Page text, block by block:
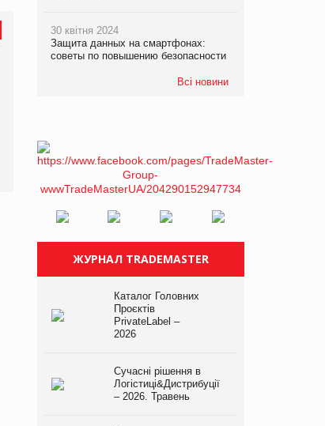
Смачна новинка для
30 квітня 2024
Защита данных на смартфонах:
советы по повышению безопасности
Всі новини
ЖУРНАЛ TRADEMASTER
Каталог Головних
Проєктів
PrivateLabel –
2026
Сучасні рішення в
Логістиці&Дистрибуції
– 2026. Травень